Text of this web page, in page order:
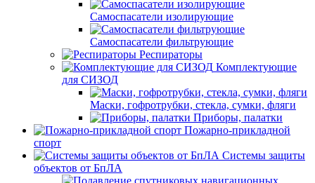
Самоспасатели изолирующие
Самоспасатели фильтрующие
Респираторы
Комплектующие
для СИЗОД
Маски, гофротрубки, стекла, сумки, фляги
Приборы, палатки
Пожарно-прикладной
спорт
Системы защиты
объектов от БпЛА